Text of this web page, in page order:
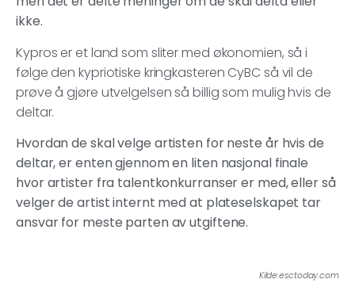
ikke.
Kypros er et land som sliter med økonomien, så i
følge den kypriotiske kringkasteren CyBC så vil de
prøve å gjøre utvelgelsen så billig som mulig hvis de
deltar.
Hvordan de skal velge artisten for neste år hvis de
deltar, er enten gjennom en liten nasjonal finale
hvor artister fra talentkonkurranser er med, eller så
velger de artist internt med at plateselskapet tar
ansvar for meste parten av utgiftene.
Kilde:esctoday.com